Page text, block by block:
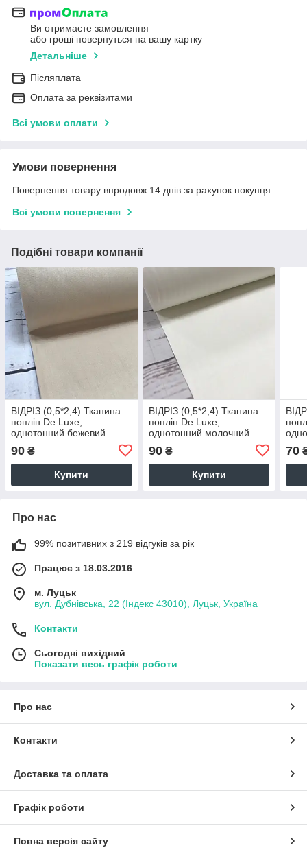
Ви отримаєте замовлення
або гроші повернуться на вашу картку
Детальніше
Післяплата
Оплата за реквізитами
Всі умови оплати
Умови повернення
Повернення товару впродовж 14 днів за рахунок покупця
Всі умови повернення
Подібні товари компанії
ВІДРІЗ (0,5*2,4) Тканина
поплін De Luxe,
однотонний бежевий
(Туреччина шир. 2,4 м)(P-
FR-0006)
90 ₴
Купити
ВІДРІЗ (0,5*2,4) Тканина
поплін De Luxe,
однотонний молочний
(Туреччина шир. 2,4 м) (P-
FR-0002)
90₴
Купити
70
Про нас
99% позитивних з 219 відгуків за рік
Працює з 18.03.2016
м. Луцьк
вул. Дубнівська, 22 (Індекс 43010), Луцьк, Україна
Контакти
Сьогодні вихідний
Показати весь графік роботи
Про нас
Контакти
Доставка та оплата
Графік роботи
Повна версія сайту